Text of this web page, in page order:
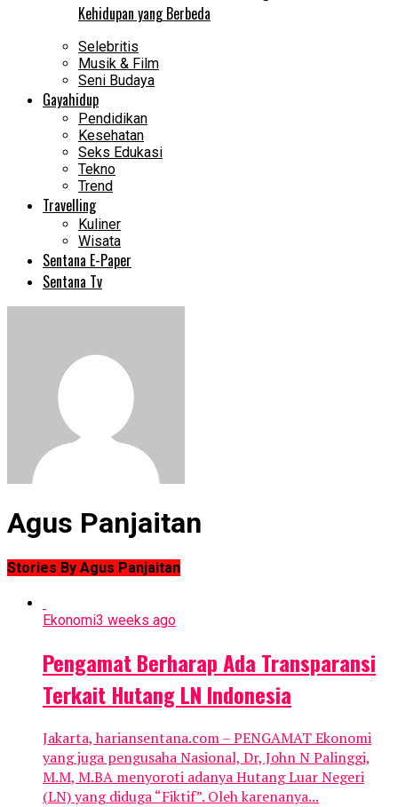
Kehidupan yang Berbeda
Selebritis
Musik & Film
Seni Budaya
Gayahidup
Pendidikan
Kesehatan
Seks Edukasi
Tekno
Trend
Travelling
Kuliner
Wisata
Sentana E-Paper
Sentana Tv
Agus Panjaitan
Stories By Agus Panjaitan
Ekonomi3 weeks ago
Pengamat Berharap Ada Transparansi
Terkait Hutang LN Indonesia
Jakarta, hariansentana.com – PENGAMAT Ekonomi
yang juga pengusaha Nasional, Dr, John N Palinggi,
M.M, M.BA menyoroti adanya Hutang Luar Negeri
(LN) yang diduga “Fiktif”. Oleh karenanya...